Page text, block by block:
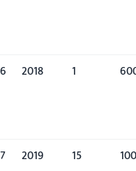
6 2018 1º
7 2019 15º